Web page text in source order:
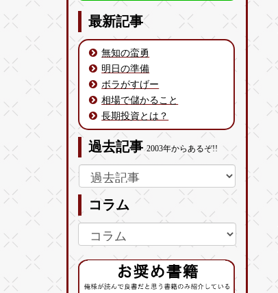
最新記事
無知の蛮勇
明日の準備
ボラがすげー
相場で儲かること
長期投資とは？
過去記事2003年からあるぞ!!
コラム